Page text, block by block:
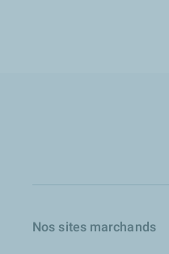
Nos sites marchands